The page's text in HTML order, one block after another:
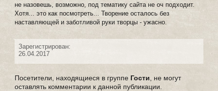
не назовешь, возможно, под тематику сайта не оч подходит.
Хотя... это как посмотреть... Творение осталось без
наставляющей и заботливой руки творцы - ужасно.
Зарегистрирован:
26.04.2017
Посетители, находящиеся в группе Гости , не могут
оставлять комментарии к данной публикации.